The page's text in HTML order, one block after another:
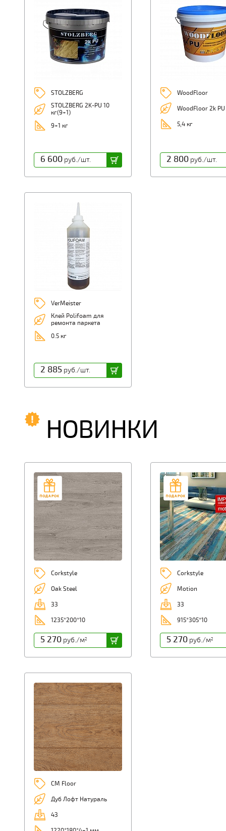
STOLZBERG
STOLZBERG 2K-PU 10
кг(9+1)
9+1 кг
6 600руб./шт.
WoodFloor
WoodFloor 2k PU
5,4 кг
2 800руб./шт.
VerMeister
Клей Polifoam для
ремонта паркета
0.5 кг
2 885руб./шт.
НОВИНКИ
Corkstyle
Oak Steel
33
1235*200*10
5 270руб./м2
Corkstyle
Motion
33
915*305*10
5 270руб./м2
CM Floor
Дуб Лофт Натураль
43